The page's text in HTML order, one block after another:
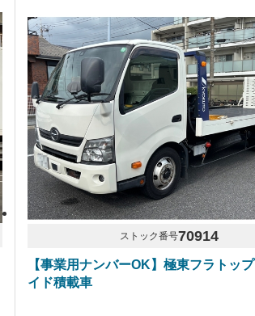
ストック番号70914
【事業用ナンバーOK】極東フラトッ
イド積載車